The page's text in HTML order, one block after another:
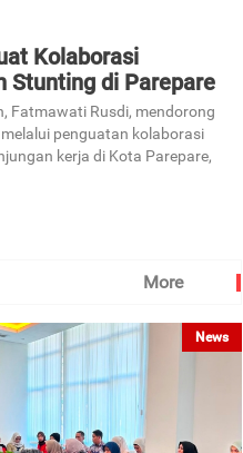
Kolaborasi
Stunting di Parepare
Fatmawati Rusdi, mendorong
penguatan kolaborasi
kerja di Kota Parepare,
More
News